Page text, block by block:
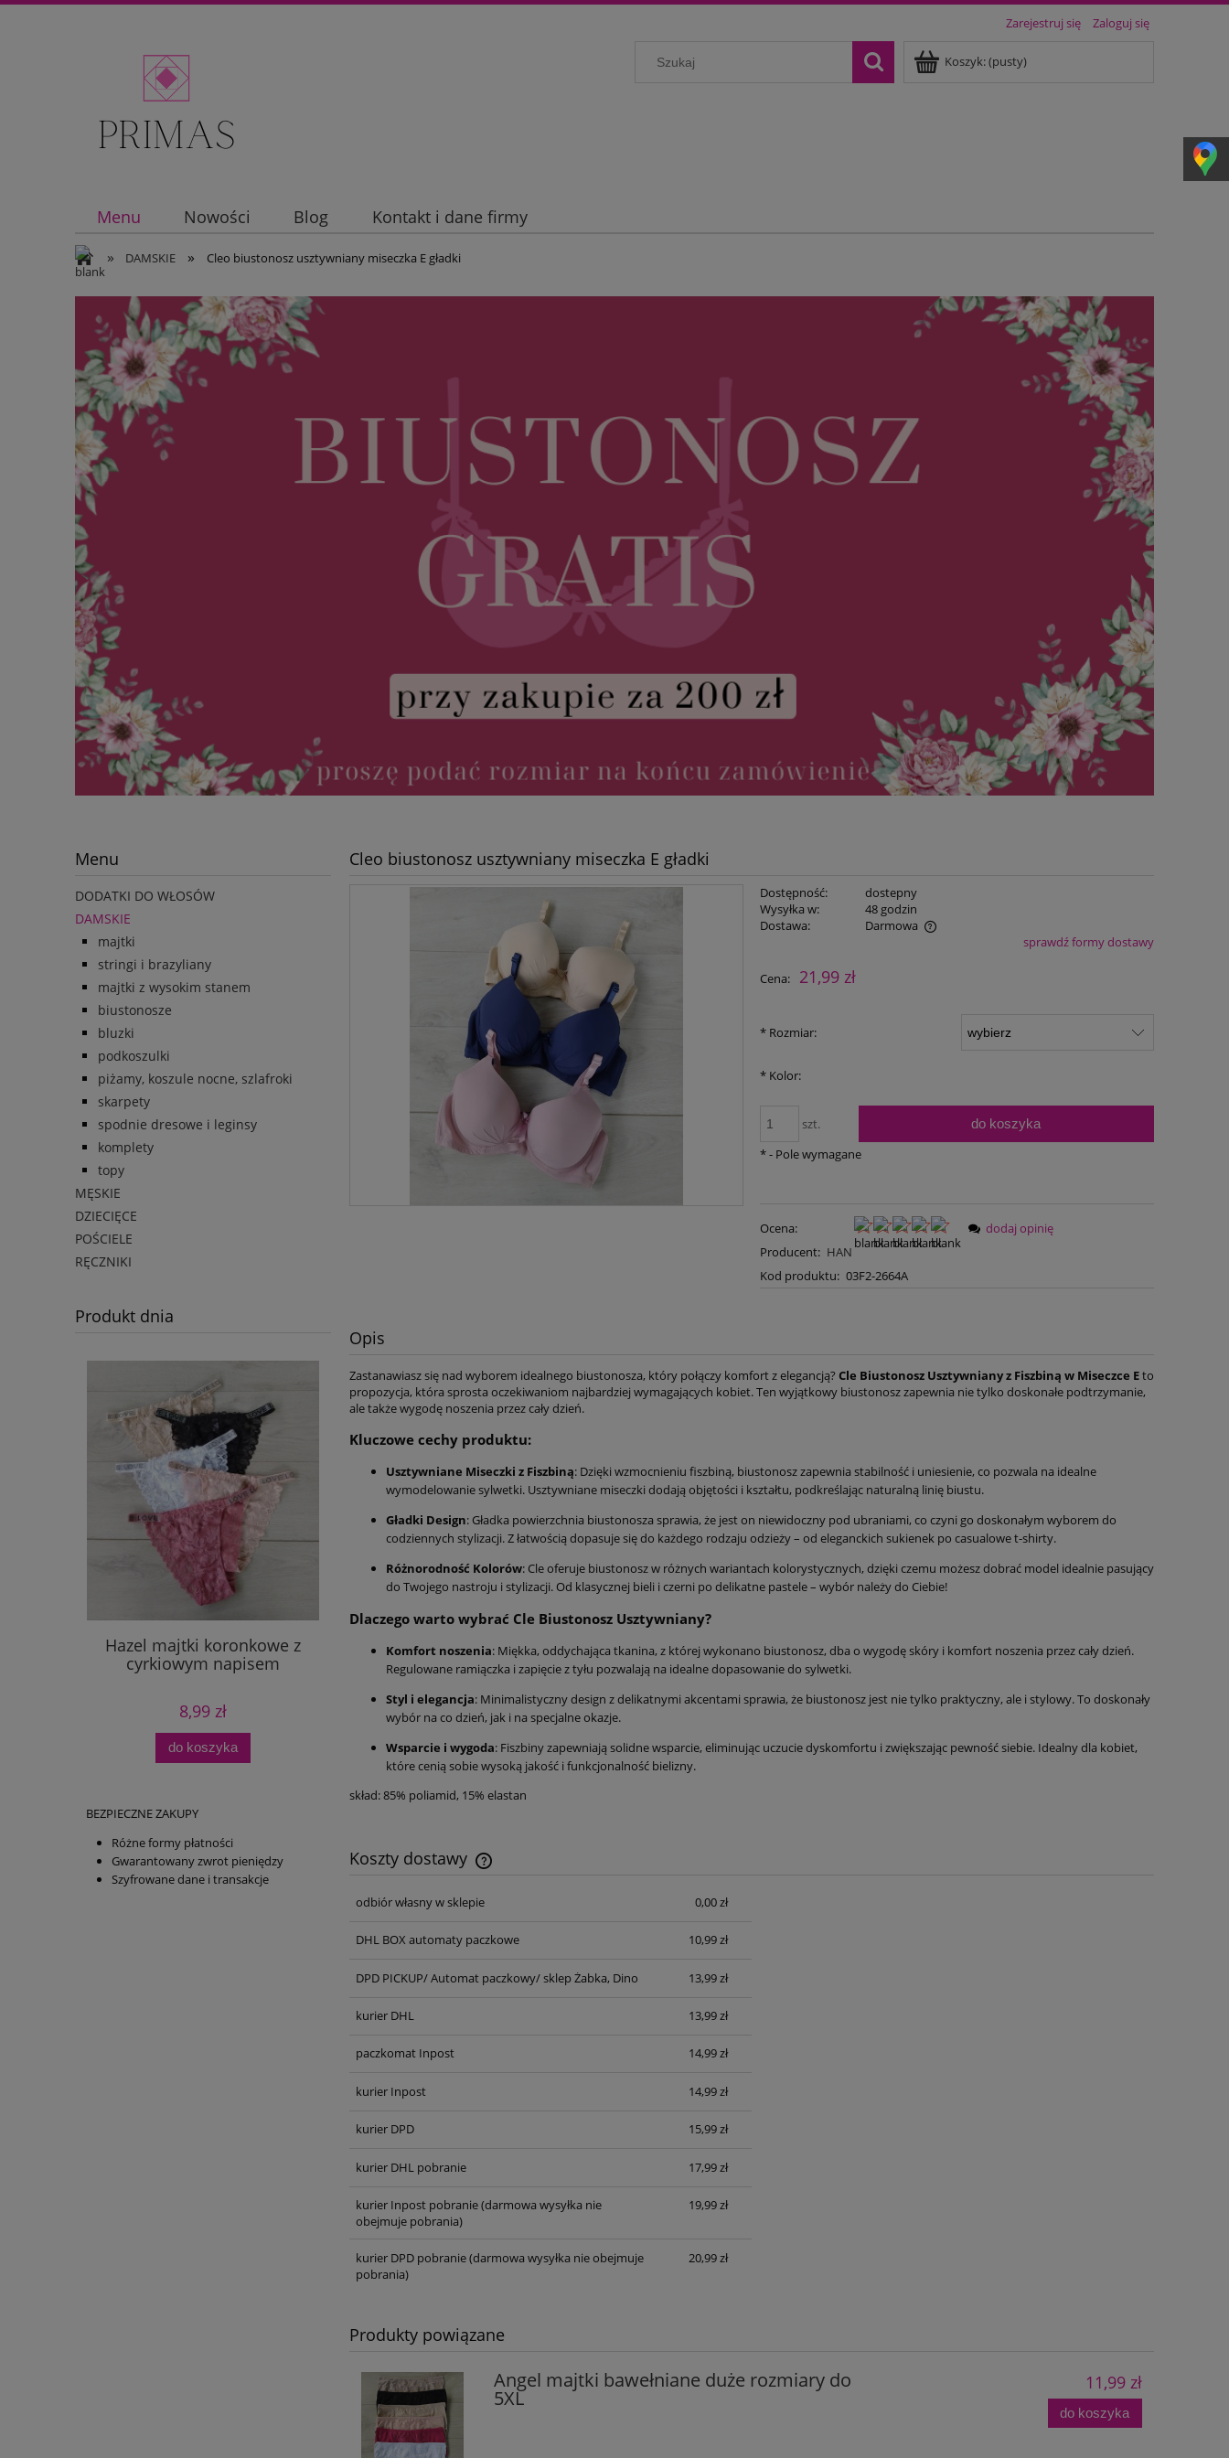
Zarejestruj się Zaloguj się
Koszyk:(pusty)
Menu Nowości Blog Kontakt i dane firmy
» DAMSKIE » Cleo biustonosz usztywniany miseczka E gładki
Menu
DODATKI DO WŁOSÓW
DAMSKIE
majtki
stringi i brazyliany
majtki z wysokim stanem
biustonosze
bluzki
podkoszulki
piżamy, koszule nocne, szlafroki
skarpety
spodnie dresowe i leginsy
komplety
topy
MĘSKIE
DZIECIĘCE
POŚCIELE
RĘCZNIKI
Produkt dnia
Hazel majtki koronkowe z
cyrkiowym napisem
8,99 zł
do koszyka
BEZPIECZNE ZAKUPY
Różne formy płatności
Gwarantowany zwrot pieniędzy
Szyfrowane dane i transakcje
Cleo biustonosz usztywniany miseczka E gładki
Dostępność:
dostepny
Wysyłka w:
48 godzin
Dostawa:
Darmowa
sprawdź formy dostawy
Cena: 21,99 zł
* Rozmiar:
* Kolor:
szt. do koszyka
*- Pole wymagane
Ocena:
Producent: HAN
Kod produktu: 03F2-2664A
dodaj opinię
Opis
Zastanawiasz się nad wyborem idealnego biustonosza, który połączy komfort z elegancją? Cle Biustonosz Usztywniany z Fiszbiną w Miseczce Eto
propozycja, która sprosta oczekiwaniom najbardziej wymagających kobiet. Ten wyjątkowy biustonosz zapewnia nie tylko doskonałe podtrzymanie,
ale także wygodę noszenia przez cały dzień.
Kluczowe cechy produktu:
Usztywniane Miseczki z Fiszbiną: Dzięki wzmocnieniu fiszbiną, biustonosz zapewnia stabilność i uniesienie, co pozwala na idealne
wymodelowanie sylwetki. Usztywniane miseczki dodają objętości i kształtu, podkreślając naturalną linię biustu.
Gładki Design: Gładka powierzchnia biustonosza sprawia, że jest on niewidoczny pod ubraniami, co czyni go doskonałym wyborem do
codziennych stylizacji. Z łatwością dopasuje się do każdego rodzaju odzieży – od eleganckich sukienek po casualowe t-shirty.
Różnorodność Kolorów: Cle oferuje biustonosz w różnych wariantach kolorystycznych, dzięki czemu możesz dobrać model idealnie pasujący
do Twojego nastroju i stylizacji. Od klasycznej bieli i czerni po delikatne pastele – wybór należy do Ciebie!
Dlaczego warto wybrać Cle Biustonosz Usztywniany?
Komfort noszenia: Miękka, oddychająca tkanina, z której wykonano biustonosz, dba o wygodę skóry i komfort noszenia przez cały dzień.
Regulowane ramiączka i zapięcie z tyłu pozwalają na idealne dopasowanie do sylwetki.
Styl i elegancja: Minimalistyczny design z delikatnymi akcentami sprawia, że biustonosz jest nie tylko praktyczny, ale i stylowy. To doskonały
wybór na co dzień, jak i na specjalne okazje.
Wsparcie i wygoda: Fiszbiny zapewniają solidne wsparcie, eliminując uczucie dyskomfortu i zwiększając pewność siebie. Idealny dla kobiet,
które cenią sobie wysoką jakość i funkcjonalność bielizny.
skład: 85% poliamid, 15% elastan
Koszty dostawy
Cena nie zawiera ewentualnych kosztów
odbiór własny w sklepie 0,00 zł
DHL BOX automaty paczkowe 10,99 zł
DPD PICKUP/ Automat paczkowy/ sklep Żabka, Dino 13,99 zł
kurier DHL 13,99 zł
paczkomat Inpost 14,99 zł
kurier Inpost 14,99 zł
kurier DPD 15,99 zł
kurier DHL pobranie 17,99 zł
kurier Inpost pobranie(darmowa wysyłka nie
obejmuje pobrania)
19,99 zł
kurier DPD pobranie(darmowa wysyłka nie obejmuje
pobrania)
20,99 zł
Produkty powiązane
Angel majtki bawełniane duże rozmiary do
5XL
11,99 zł
do koszyka